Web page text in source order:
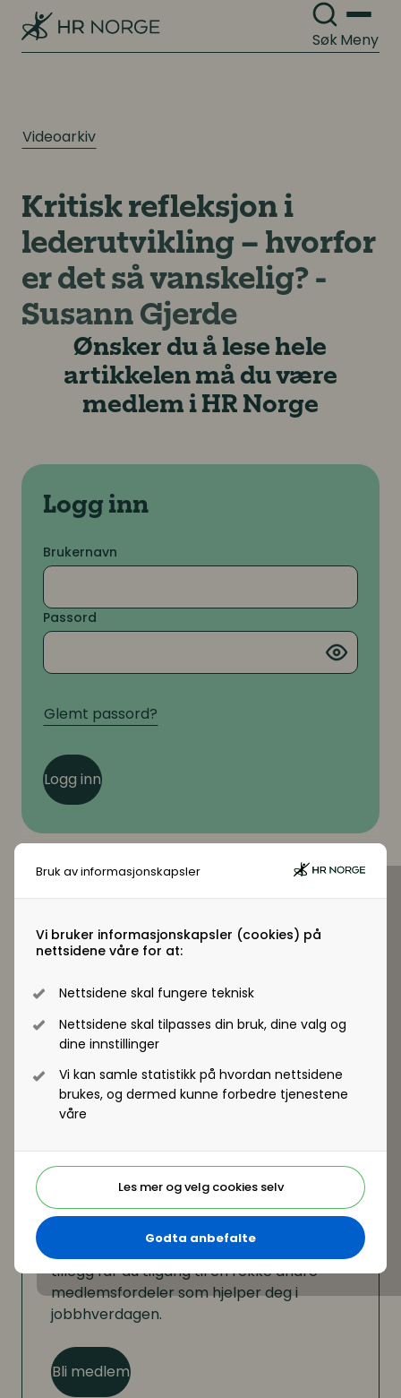
Bruk av informasjonskapsler
Vi bruker informasjonskapsler (cookies) på
nettsidene våre for at:
Nettsidene skal fungere teknisk
Nettsidene skal tilpasses din bruk, dine valg og
dine innstillinger
Vi kan samle statistikk på hvordan nettsidene
brukes, og dermed kunne forbedre tjenestene
våre
Les mer og velg cookies selv
Godta anbefalte
SøkMeny
Videoarkiv
Kritisk refleksjon i
lederutvikling – hvorfor
er det så vanskelig? -
Susann Gjerde
Ønsker du å lese hele
artikkelen må du være
medlem i HR Norge
Logg inn
Brukernavn
Passord
Glemt passord?
Logg inn
Jobber du i en virksomhet som er
ansatte tilgang til +artikler og andre
medlemsfordeler.
Registrer deg - Få tilgang
Er du ikke medlem?
tillegg får du tilgang til en rekke andre
medlemsfordeler som hjelper deg i
jobbhverdagen.
Bli medlem